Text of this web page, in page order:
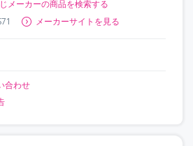
メーカーの商品を検索する
メーカーサイトを見る
合わせ